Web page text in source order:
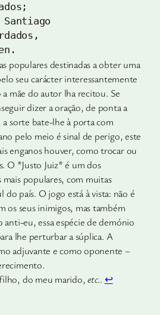
Santiago
populares destinadas a obter uma
seu carácter interessantemente
mãe do autor lha recitou. Se
dizer a oração, de ponta a
a sorte bate-lhe à porta com
pelo meio é sinal de perigo, este
enga­nos houver, como trocar ou
O *Justo Juiz* é um dos
populares, com muitas
do país. O jogo está à vista: não é
os seus inimigos, mas também
eu, essa espécie de demónio
lhe perturbar a súplica. A
adjuvante e como oponente –
do meu marido,etc.. ↩︎